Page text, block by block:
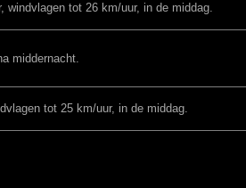
windvlagen tot 26 km/uur, in de middag.
middernacht.
tot 25 km/uur, in de middag.